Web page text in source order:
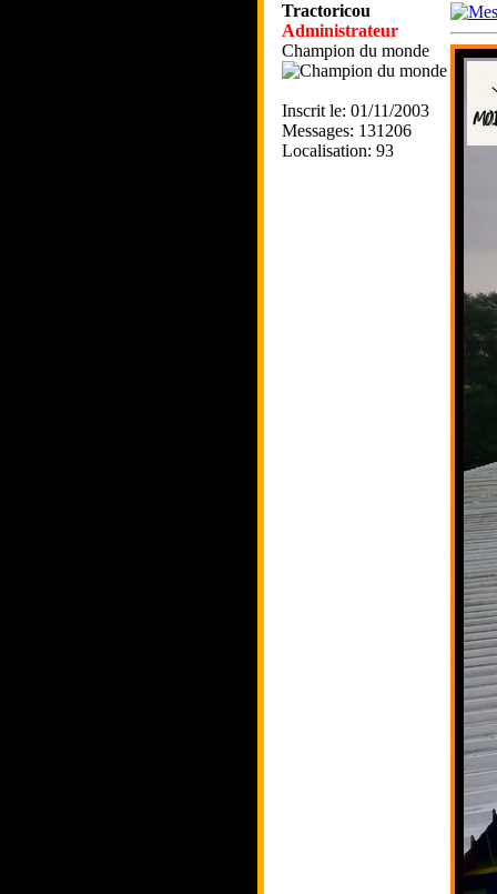
Tractoricou
Administrateur
Champion du monde
Inscrit le: 01/11/2003
Messages: 131206
Localisation: 93